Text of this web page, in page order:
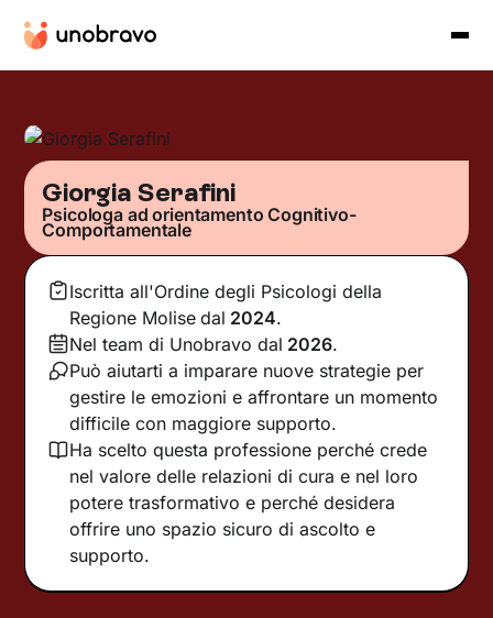
Giorgia Serafini
Psicologa ad orientamento Cognitivo-
Comportamentale
Iscritta all'Ordine degli Psicologi della
Regione Molise dal 2024.
Nel team di Unobravo dal 2026.
Può aiutarti a imparare nuove strategie per
gestire le emozioni e affrontare un momento
difficile con maggiore supporto.
Ha scelto questa professione perché crede
nel valore delle relazioni di cura e nel loro
potere trasformativo e perché desidera
offrire uno spazio sicuro di ascolto e
supporto.